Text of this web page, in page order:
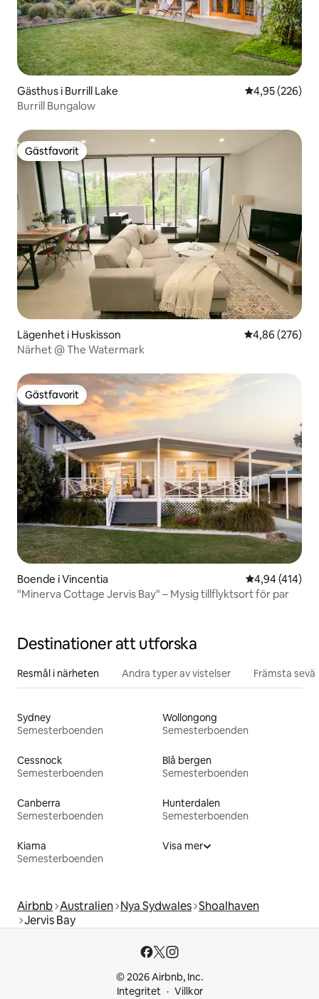
Gästhus i Burrill Lake 4,95 av 5 i
4,95 (226)
Burrill Bungalow
Gästfavorit
Gästfavorit
Lägenhet i Huskisson 4,86 av 5 i
4,86 (276)
Närhet @ The Watermark
Gästfavorit
Gästfavorit
Boende i Vincentia 4,94 av 5 i
4,94 (414)
"Minerva Cottage Jervis Bay" – Mysig tillflyktsort för par
Destinationer att utforska
Resmål i närheten Andra typer av vistelser Främsta
Sydney
Semesterboenden
Wollongong
Semesterboenden
Cessnock
Semesterboenden
Blå bergen
Semesterboenden
Canberra
Semesterboenden
Hunterdalen
Semesterboenden
Kiama
Semesterboenden
Visa mer
Airbnb Australien Nya Sydwales Shoalhaven
Jervis Bay
© 2026 Airbnb, Inc.
Integritet
Villkor